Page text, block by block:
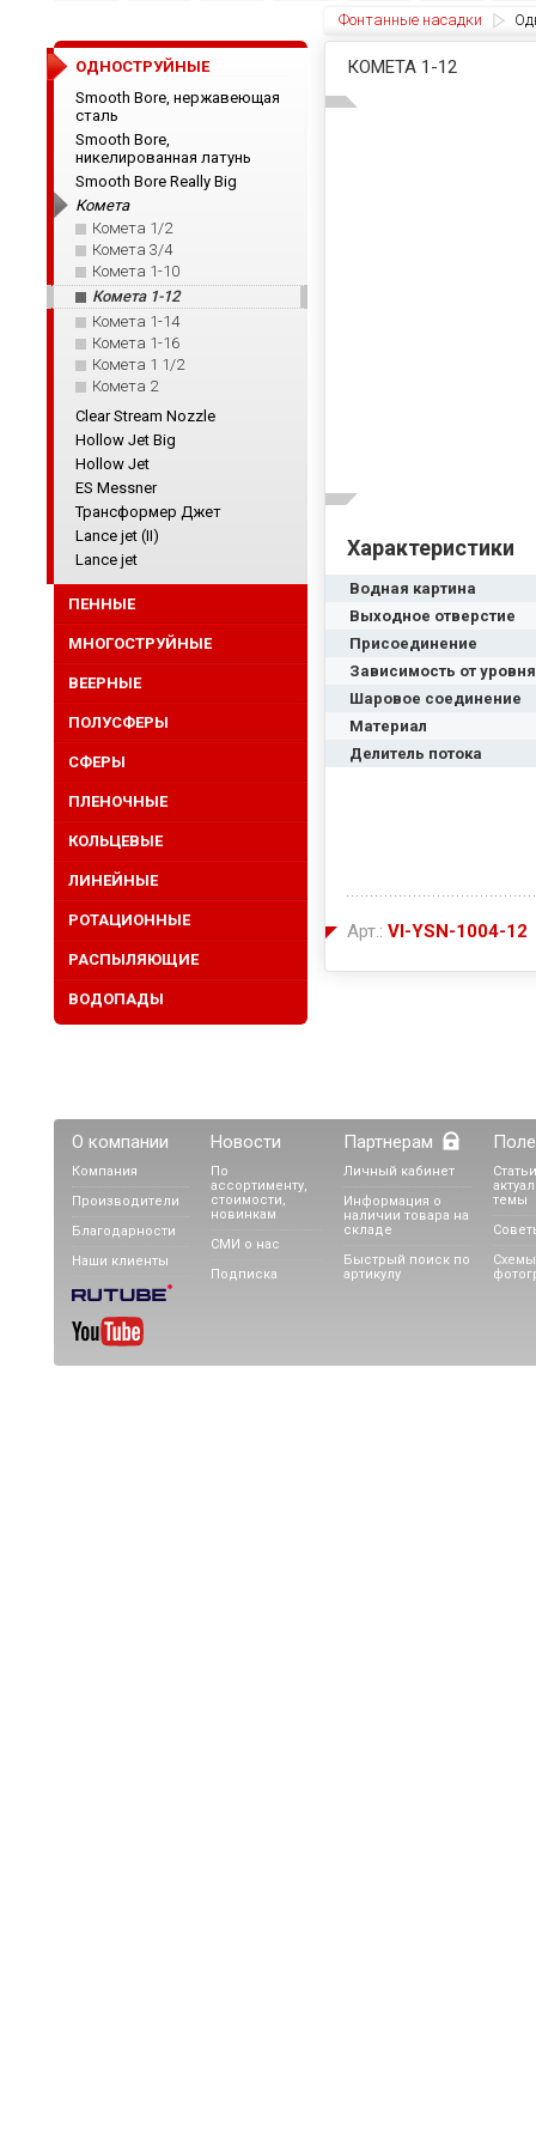
Фонтанные насадки
КОМЕТА 1-12
Характеристики
Водная картина
Выходное отверстие
Присоединение
Зависимость от
Шаровое соединение
Материал
Делитель потока
Арт.: VI-YSN-1004-12
ОДНОСТРУЙНЫЕ
Smooth Bore, нержавеющая
сталь
Smooth Bore,
никелированная латунь
Smooth Bore Really Big
Комета
Комета 1/2
Комета 3/4
Комета 1-10
Комета 1-12
Комета 1-14
Комета 1-16
Комета 1 1/2
Комета 2
Clear Stream Nozzle
Hollow Jet Big
Hollow Jet
ES Messner
Трансформер Джет
Lance jet (II)
Lance jet
ПЕННЫЕ
МНОГОСТРУЙНЫЕ
ВЕЕРНЫЕ
ПОЛУСФЕРЫ
СФЕРЫ
ПЛЕНОЧНЫЕ
КОЛЬЦЕВЫЕ
ЛИНЕЙНЫЕ
РОТАЦИОННЫЕ
РАСПЫЛЯЮЩИЕ
ВОДОПАДЫ
О компании
Компания
Производители
Благодарности
Наши клиенты
Новости
По
ассортименту,
стоимости,
новинкам
СМИ о нас
Подписка
Партнерам
Личный кабинет
Информация о
наличии товара на
складе
Быстрый поиск по
артикулу
темы